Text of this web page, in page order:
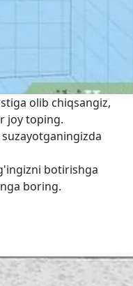
olib chiqsangiz,
joy toping.
botirishga
boring.